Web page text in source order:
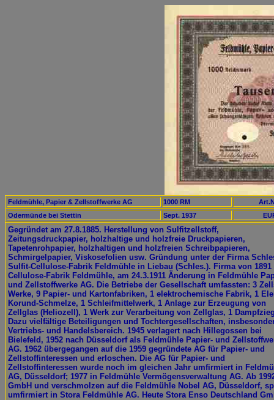
Feldmühle, Papier & Zellstoffwerke AG 1000 RM
Odermünde bei Stettin
Sept. 1937
Gegründet am 27.8.1885. Herstellung von Sulfitzellstoff,
Zeitungsdruckpapier, holzhaltige und holzfreie Druckpapieren,
Tapetenrohpapier, holzhaltigen und holzfreien Schreibpapieren,
Schmirgelpapier, Viskosefolien usw. Gründung unter der Firma
Sulfit-Cellulose-Fabrik Feldmühle in Liebau (Schles.). Firma von 1891
Cellulose-Fabrik Feldmühle, am 24.3.1911 Änderung in Feldmühle
und Zellstoffwerke AG. Die Betriebe der Gesellschaft umfassten: 3
Werke, 9 Papier- und Kartonfabriken, 1 elektrochemische Fabrik, 1
Korund-Schmelze, 1 Schleifmittelwerk, 1 Anlage zur Erzeugung von
Zellglas (Heliozell), 1 Werk zur Verarbeitung von Zellglas, 1
Dazu vielfältige Beteiligungen und Tochtergesellschaften,
Vertriebs- und Handelsbereich. 1945 verlagert nach Hillegossen bei
Bielefeld, 1952 nach Düsseldorf als Feldmühle Papier- und
AG. 1962 übergegangen auf die 1959 gegründete AG für Papier- und
Zellstoffinteressen und erloschen. Die AG für Papier- und
Zellstoffinteressen wurde noch im gleichen Jahr umfirmiert in
AG, Düsseldorf; 1977 in Feldmühle Vermögensverwaltung AG. Ab
GmbH und verschmolzen auf die Feldmühle Nobel AG, Düsseldorf,
umfirmiert in Stora Feldmühle AG. Heute Stora Enso Deutschland